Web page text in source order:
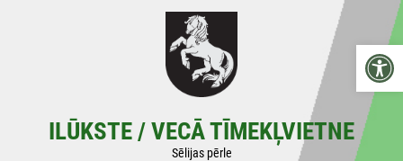
ILŪKSTE / VECĀ TĪMEKĻVIETNE
Sēlijas pērle